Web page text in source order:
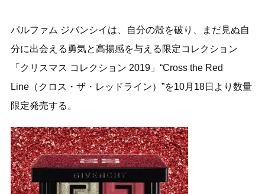
パルファム ジバンシイは、自分の殻を破り、まだ見ぬ自
分に出会える勇気と高揚感を与える限定コレクション
「クリスマス コレクション 2019」“Cross the Red
Line（クロス・ザ・レッドライン）”を10月18日より数量
限定発売する。